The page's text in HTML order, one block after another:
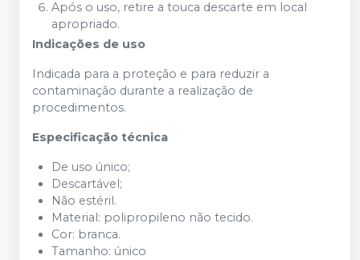
Após o uso, retire a touca descarte em local
apropriado.
Indicações de uso
Indicada para a proteção e para reduzir a
contaminação durante a realização de
procedimentos.
Especificação técnica
De uso único;
Descartável;
Não estéril.
Material: polipropileno não tecido.
Cor: branca.
Tamanho: único